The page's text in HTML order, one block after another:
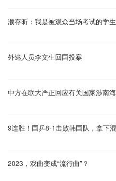
濮存昕：我是被观众当场考试的学生
外逃人员李文生回国投案
2023，戏曲变成“流行曲”？